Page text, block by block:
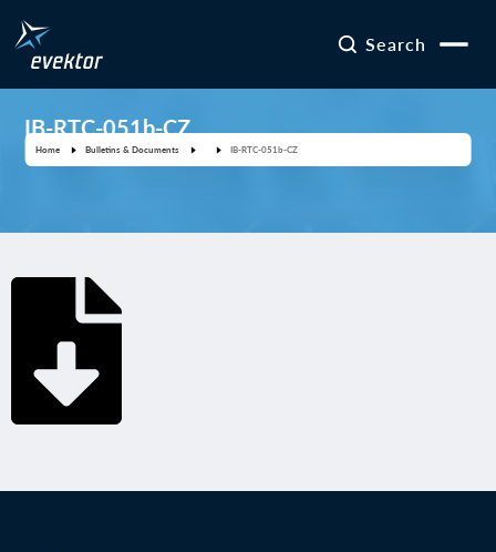
Search
IB-RTC-051b-CZ
Home Bulletins & Documents IB-RTC-051b-CZ